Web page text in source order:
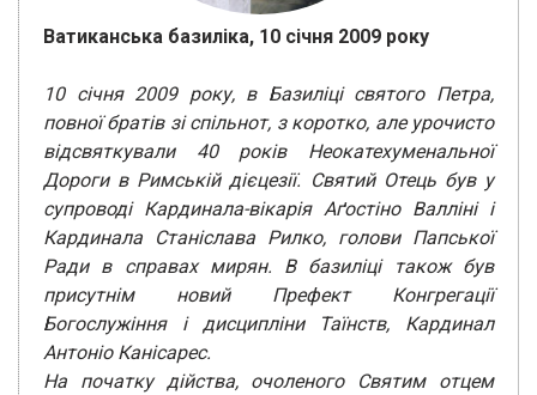
Ватиканська базиліка, 10 січня 2009 року
10 січня 2009 року, в Базиліці святого Петра,
повної братів зі спільнот, з коротко, але урочисто
відсвяткували 40 років Неокатехуменальної
Дороги в Римській дієцезії. Святий Отець був у
супроводі Кардинала-вікарія Аґостіно Валліні і
Кардинала Станіслава Рилко, голови Папської
Ради в справах мирян. В базиліці також був
присутнім новий Префект Конгрегації
Богослужіння і дисципліни Таїнств, Кардинал
Антоніо Канісарес.
На початку дійства, очоленого Святим отцем